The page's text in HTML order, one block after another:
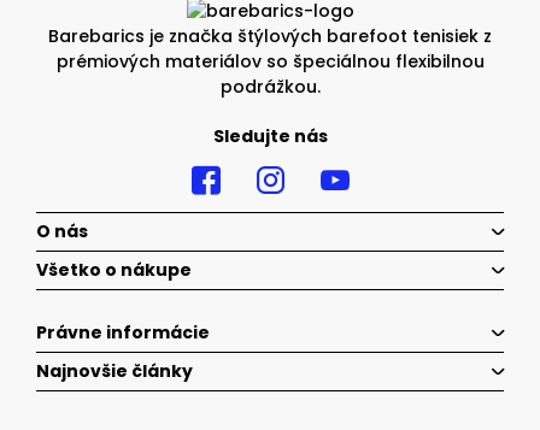
Barebarics je značka štýlových barefoot tenisiek z
prémiových materiálov so špeciálnou flexibilnou
podrážkou.
Sledujte nás
O nás
Všetko o nákupe
Právne informácie
Najnovšie články